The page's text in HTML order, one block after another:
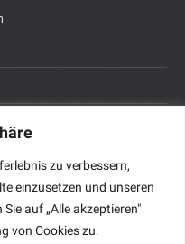
zu verbessern,
einzusetzen und unseren
auf „Alle akzeptieren"
von Cookies zu.